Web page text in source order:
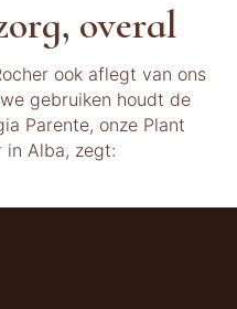
overal
ook aflegt van ons
gebruiken houdt de
Parente, onze Plant
in Alba, zegt: